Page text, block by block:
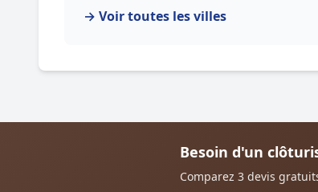
→ Voir toutes les villes
Besoin d'un
Comparez 3 devis